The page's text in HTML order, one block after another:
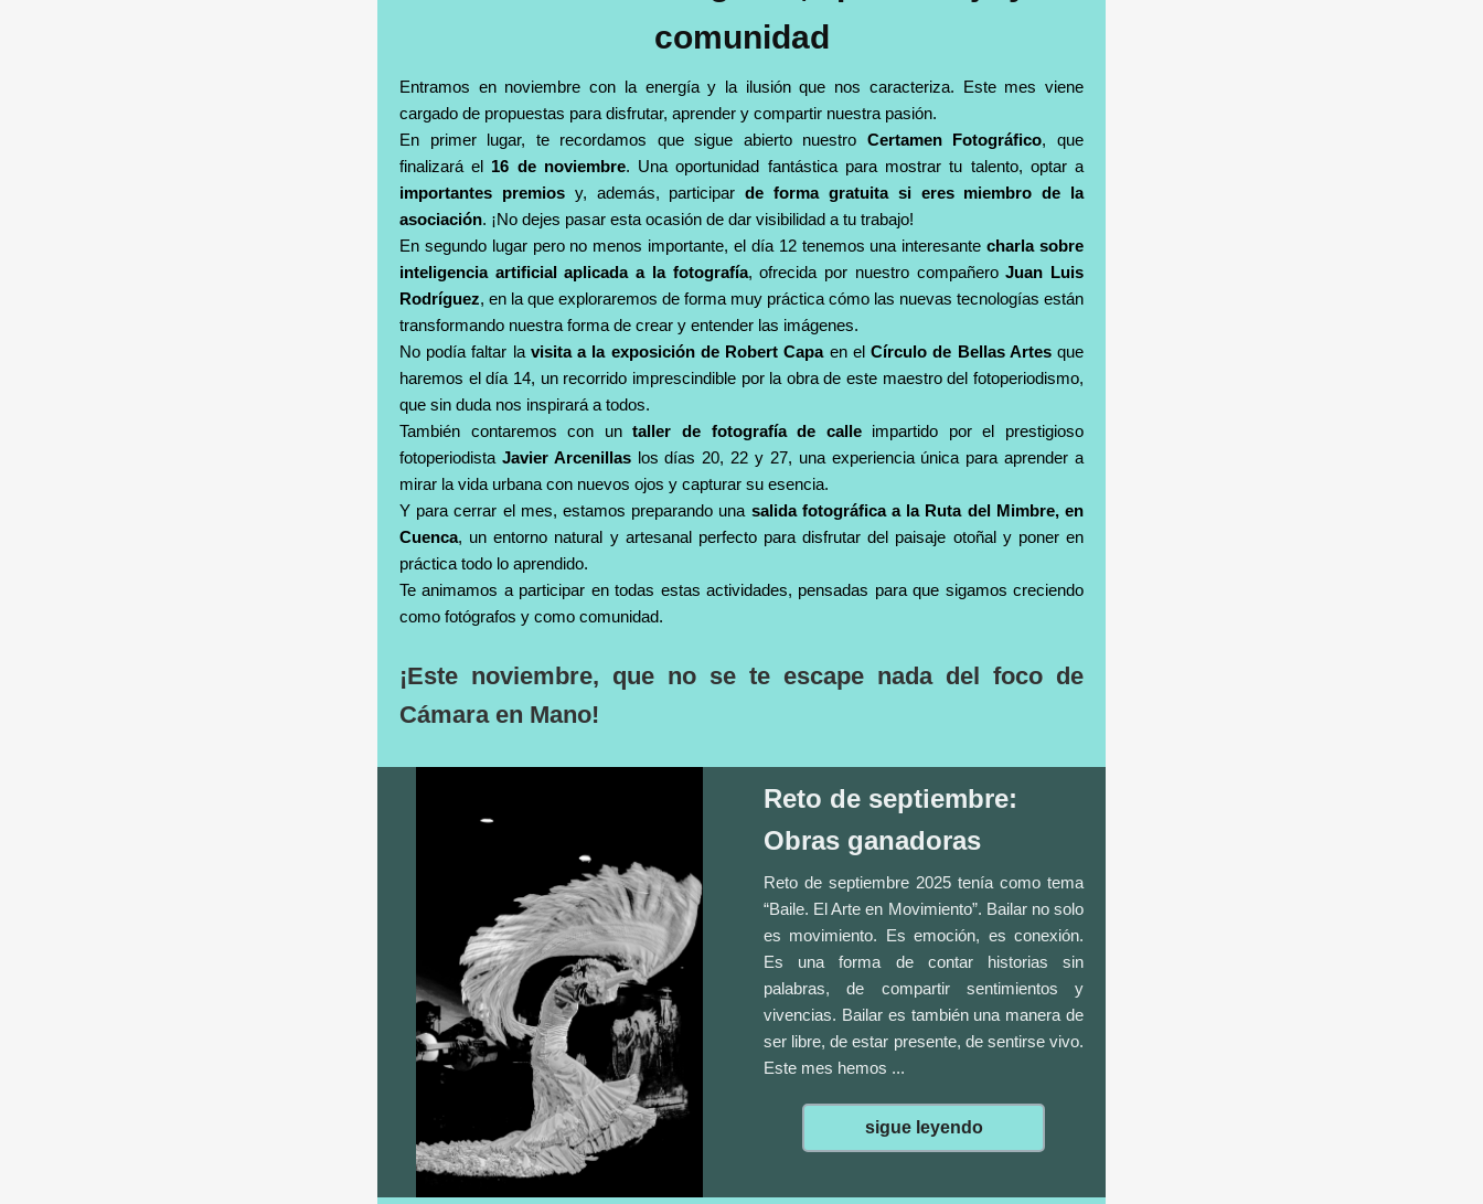
comunidad
Entramos en noviembre con la energía y la ilusión que nos caracteriza. Este mes viene
cargado de propuestas para disfrutar, aprender y compartir nuestra pasión.
En primer lugar, te recordamos que sigue abierto nuestro Certamen Fotográfico, que
finalizará el 16 de noviembre. Una oportunidad fantástica para mostrar tu talento, optar a
importantes premiosy, además, participarde forma gratuita si eres miembro de la
asociación. ¡No dejes pasar esta ocasión de dar visibilidad a tu trabajo!
En segundo lugar pero no menos importante, el día 12 tenemos una interesantecharla sobre
inteligencia artificial aplicada a la fotografía, ofrecida por nuestro compañeroJuan Luis
Rodríguez, en la que exploraremos de forma muy práctica cómo las nuevas tecnologías están
transformando nuestra forma de crear y entender las imágenes.
No podía faltar la visita a la exposición de Robert Capaen elCírculo de Bellas Artesque
haremos el día 14, un recorrido imprescindible por la obra de este maestro del fotoperiodismo,
que sin duda nos inspirará a todos.
También contaremos con untaller de fotografía de calleimpartido por el prestigioso
fotoperiodista Javier Arcenillas los días 20, 22 y 27, una experiencia única para aprender a
mirar la vida urbana con nuevos ojos y capturar su esencia.
Y para cerrar el mes, estamos preparando una salida fotográfica a la Ruta del Mimbre, en
Cuenca, un entorno natural y artesanal perfecto para disfrutar del paisaje otoñal y poner en
práctica todo lo aprendido.
Te animamos a participar en todas estas actividades, pensadas para que sigamos creciendo
como fotógrafos y como comunidad.
¡Este noviembre, que no se te escape nada del foco de
Cámara en Mano!
Reto de septiembre:
Obras ganadoras
Reto de septiembre 2025 tenía como tema
“Baile. El Arte en Movimiento”. Bailar no solo
es movimiento. Es emoción, es conexión.
Es una forma de contar historias sin
palabras, de compartir sentimientos y
vivencias. Bailar es también una manera de
ser libre, de estar presente, de sentirse vivo.
Este mes hemos ...
sigue leyendo